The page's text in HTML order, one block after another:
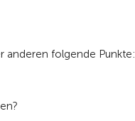
anderen folgende Punkte: